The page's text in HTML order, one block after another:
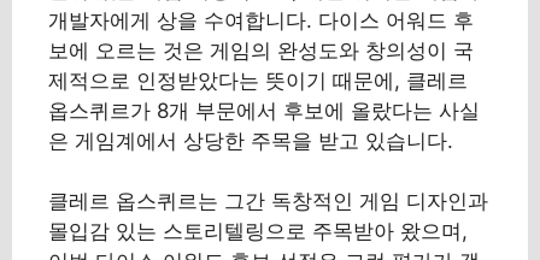
개발자에게 상을 수여합니다. 다이스 어워드 후
보에 오르는 것은 게임의 완성도와 창의성이 국
제적으로 인정받았다는 뜻이기 때문에, 클레르
옵스퀴르가 8개 부문에서 후보에 올랐다는 사실
은 게임계에서 상당한 주목을 받고 있습니다.
클레르 옵스퀴르는 그간 독창적인 게임 디자인과
몰입감 있는 스토리텔링으로 주목받아 왔으며,